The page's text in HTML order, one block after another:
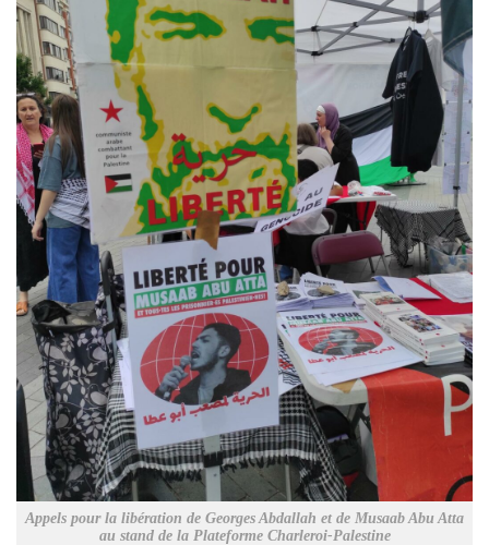
Appels pour la libération de Georges Abdallah et de Musaab Abu Atta
au stand de la Plateforme Charleroi-Palestine